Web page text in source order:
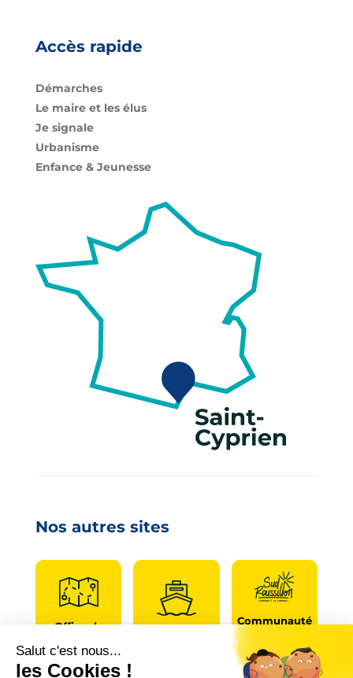
Accès rapide
Démarches
Le maire et les élus
Je signale
Urbanisme
Enfance & Jeunesse
Nos autres sites
Office de
Communauté